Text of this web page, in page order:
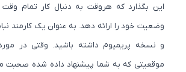
این بگذارد که هروقت به دنبال کار تمام وقت است
وضعیت خود را ارائه دهد. به عنوان یک کارمند نباید
و نسخه پریمیوم داشته باشید. وقتی در مورد
موقعیتی که به شما پیشنهاد داده شده صحبت می‌کنید